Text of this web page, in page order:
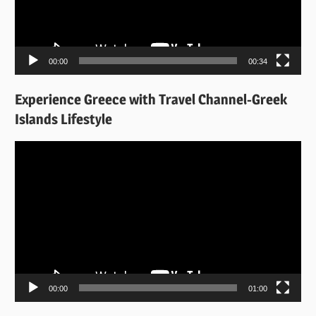
00:00 00:34
Experience Greece with Travel Channel-Greek
Islands Lifestyle
00:00 01:00